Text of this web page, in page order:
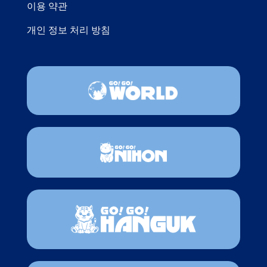
이용 약관
개인 정보 처리 방침